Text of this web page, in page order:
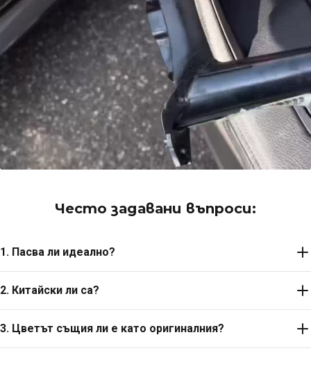
Често задавани въпроси:
1. Пасва ли идеално?
2. Китайски ли са?
3. Цветът същия ли е като оригиналния?